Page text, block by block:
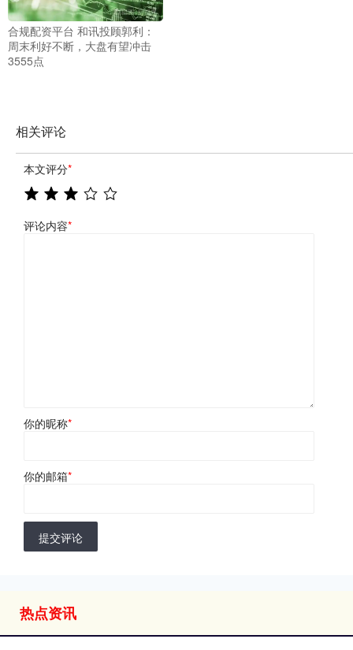
合规配资平台 和讯投顾郭利：
周末利好不断，大盘有望冲击
3555点
相关评论
本文评分*
评论内容*
你的昵称*
你的邮箱*
提交评论
热点资讯